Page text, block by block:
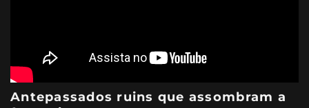
Antepassados ruins que assombram a